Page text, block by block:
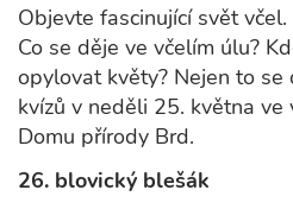
Objevte fascinující svět
Co se děje ve včelím úlu?
opylovat květy? Nejen to se
kvízů v neděli 25. května ve
Domu přírody Brd.
26. blovický blešák